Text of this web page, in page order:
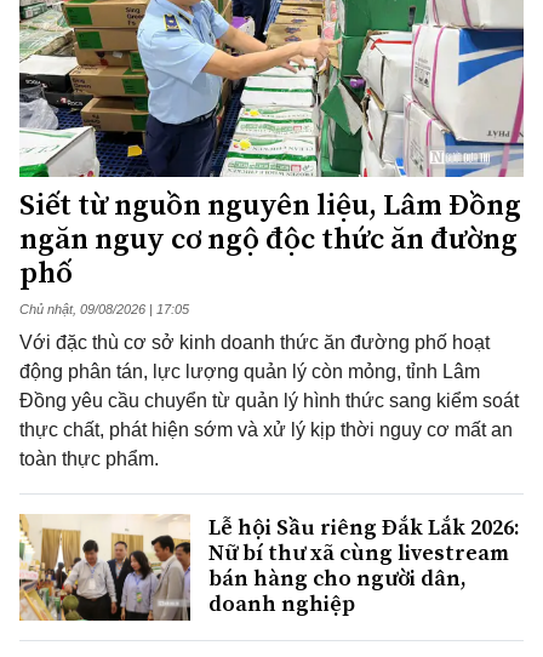
Siết từ nguồn nguyên liệu, Lâm Đồng
ngăn nguy cơ ngộ độc thức ăn đường
phố
Chủ nhật, 09/08/2026 | 17:05
Với đặc thù cơ sở kinh doanh thức ăn đường phố hoạt
động phân tán, lực lượng quản lý còn mỏng, tỉnh Lâm
Đồng yêu cầu chuyển từ quản lý hình thức sang kiểm soát
thực chất, phát hiện sớm và xử lý kịp thời nguy cơ mất an
toàn thực phẩm.
Lễ hội Sầu riêng Đắk Lắk 2026:
Nữ bí thư xã cùng livestream
bán hàng cho người dân,
doanh nghiệp